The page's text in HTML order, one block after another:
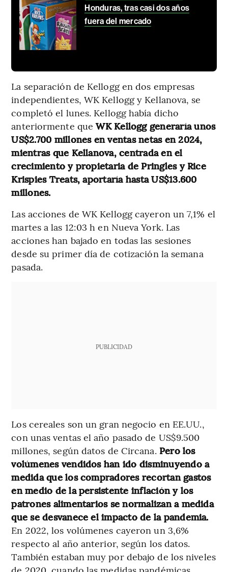
Honduras, tras casi dos años
fuera del mercado
La separación de Kellogg en dos empresas
independientes, WK Kellogg y Kellanova, se
completó el lunes. Kellogg había dicho
anteriormente que WK Kellogg generaría unos
US$2.700 millones en ventas netas en 2024,
mientras que Kellanova, centrada en el
crecimiento y propietaria de Pringles y Rice
Krispies Treats, aportaría hasta US$13.600
millones.
Las acciones de WK Kellogg cayeron un 7,1% el
martes a las 12:03 h en Nueva York. Las
acciones han bajado en todas las sesiones
desde su primer día de cotización la semana
pasada.
PUBLICIDAD
Los cereales son un gran negocio en EE.UU.,
con unas ventas el año pasado de US$9.500
millones, según datos de Circana. Pero los
volúmenes vendidos han ido disminuyendo a
medida que los compradores recortan gastos
en medio de la persistente inflación y los
patrones alimentarios se normalizan a medida
que se desvanece el impacto de la pandemia.
En 2022, los volúmenes cayeron un 3,6%
respecto al año anterior, según los datos.
También estaban muy por debajo de los niveles